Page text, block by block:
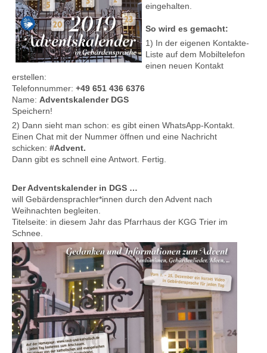
Kontakt
eingehalten.
So wird es gemacht:
1) In der eigenen Kontakte-
Liste auf dem Mobiltelefon
einen neuen Kontakt
erstellen:
Telefonnummer: +49 651 436 6376
Name: Adventskalender DGS
Speichern!
2) Dann sieht man schon: es gibt einen WhatsApp-Kontakt.
Einen Chat mit der Nummer öffnen und eine Nachricht
schicken: #Advent.
Dann gibt es schnell eine Antwort. Fertig.
Der Adventskalender in DGS …
will Gebärdensprachler*innen durch den Advent nach
Weihnachten begleiten.
Titelseite: in diesem Jahr das Pfarrhaus der KGG Trier im
Schnee.